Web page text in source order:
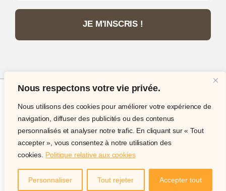
Nous respectons votre vie privée.
Nous utilisons des cookies pour améliorer votre expérience de
navigation, diffuser des publicités ou des contenus
personnalisés et analyser notre trafic. En cliquant sur « Tout
accepter », vous consentez à notre utilisation des
cookies. Politique relative aux cookies
Personnaliser Tout rejeter Accepter tout
JE M'INSCRIS !
© Copyright 2012 - 2026 •Philatélie Passion•
Tous droits réservés • Site internet réalisé par
Site internet sécurisé acceptant les paiement par carte,